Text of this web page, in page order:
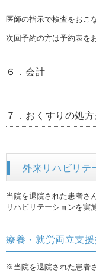
医師の指示で検査をおこ
次回予約の方は予約表を
６．会計
７．おくすりの処
外来リハビリテ
当院を退院された患者さ
リハビリテーションを実
療養・就労両立支
※当院を退院された患者